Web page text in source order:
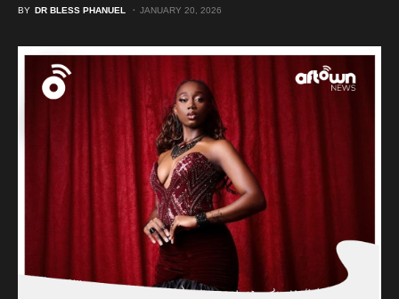
BY DR BLESS PHANUEL JANUARY 20, 2026